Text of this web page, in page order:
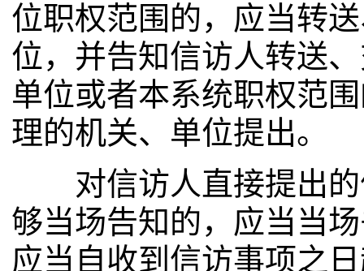
位职权范围的，应当转
位，并告知信访人转送
单位或者本系统职权范
理的机关、单位提出。
对信访人直接提出的
够当场告知的，应当当
应当自收到信访事项之